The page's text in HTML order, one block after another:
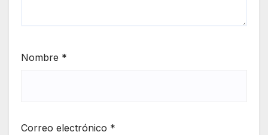
Nombre *
Correo electrónico *